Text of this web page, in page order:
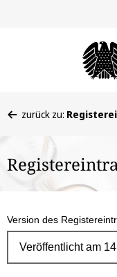
befinden
hier:
zurück zu:
Version des